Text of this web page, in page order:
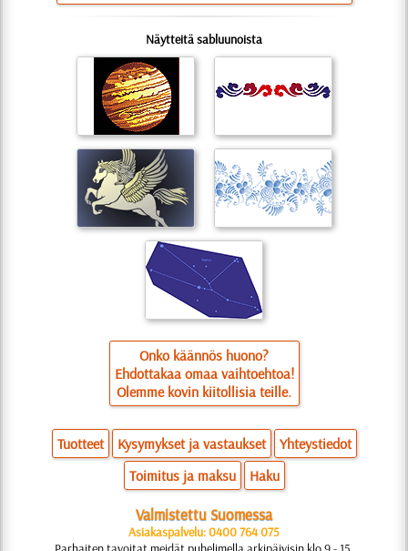
Näytteitä sabluunoista
Onko käännös huono?
Ehdottakaa omaa vaihtoehtoa!
Olemme kovin kiitollisia teille.
Tuotteet Kysymykset ja vastaukset
Yhteystiedot
Toimitus ja maksu
Haku
Valmistettu Suomessa
Asiakaspalvelu: 0400 764 075